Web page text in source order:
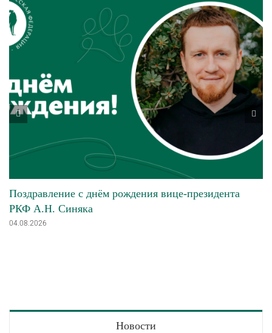
Поздравление с днём рождения вице-президента
РКФ А.Н. Синяка
04.08.2026
Новости